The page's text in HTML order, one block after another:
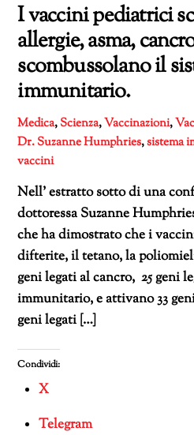
I vaccini pediatrici
allergie, asma,
scombussolano il
immunitario.
Medica,Scienza,Vaccinazioni,
Dr. Suzanne Humphries,sistema
vaccini
Nell’ estratto sotto di una
dottoressa Suzanne
che ha dimostrato che i
difterite, il tetano, la
geni legati al cancro, 25 geni
immunitario, e attivano 33
geni legati […]
Condividi:
X
Telegram